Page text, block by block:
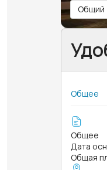
Общий
Общее
Общее
Дата
Общая